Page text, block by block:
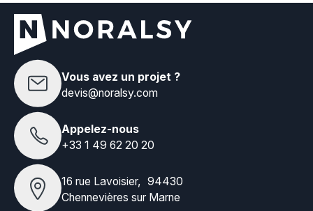
Vous avez un projet ?
devis@noralsy.com
Appelez-nous
+33 1 49 62 20 20
16 rue Lavoisier, 94430
Chennevières sur Marne